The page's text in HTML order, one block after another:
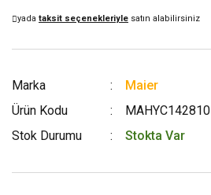
yada taksit seçenekleriyle satın alabilirsiniz
Marka
Maier
Ürün Kodu
MAHYC142810
Stok Durumu
Stokta Var